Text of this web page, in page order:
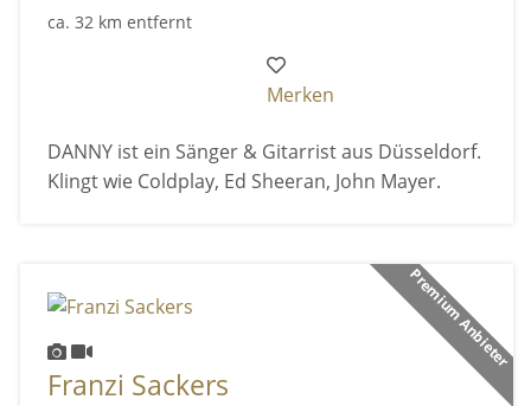
ca. 32 km entfernt
Merken
DANNY ist ein Sänger & Gitarrist aus Düsseldorf.
Klingt wie Coldplay, Ed Sheeran, John Mayer.
Premium Anbieter
Franzi Sackers